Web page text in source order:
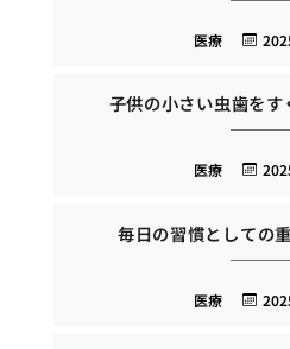
医療
子供の小さい虫歯を
医療
毎日の習慣としての
医療